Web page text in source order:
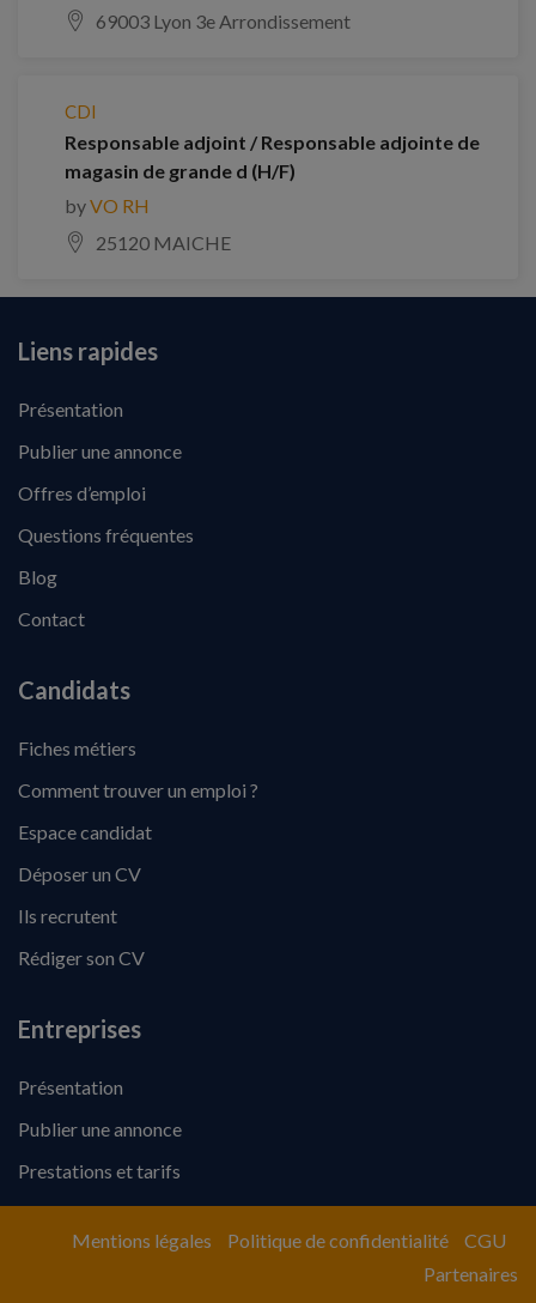
69003 Lyon 3e Arrondissement
CDI
Responsable adjoint / Responsable adjointe de
magasin de grande d (H/F)
byVO RH
25120 MAICHE
Liens rapides
Présentation
Publier une annonce
Offres d’emploi
Questions fréquentes
Blog
Contact
Candidats
Fiches métiers
Comment trouver un emploi ?
Espace candidat
Déposer un CV
Ils recrutent
Rédiger son CV
Entreprises
Présentation
Publier une annonce
Prestations et tarifs
Mentions légales Politique de confidentialité
CGU
Partenaires